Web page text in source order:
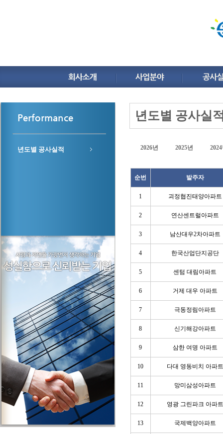
Performance
년도별 공사실적
년도별 공사실
2026년 2025년
순번 발주자
1 괴정협진태양아파트
2 연산센트럴아파트
3 남산대우2차아파트
4 한국산업단지공단
5 센텀 대림아파트
6 거제 대우 아파트
7 극동정림아파트
8 신기해강아파트
9 삼한 여명 아파트
10 다대 영동비치 아파트
11 망미삼성아파트
12 영광 그린파크 아파트
13 국제백양아파트